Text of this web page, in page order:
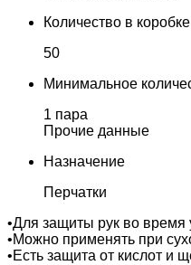
Количество в
50
Минимальное
1 пара
Прочие данные
Назначение
Перчатки
•Для защиты рук во
•Можно применять при
•Есть защита от кислот и